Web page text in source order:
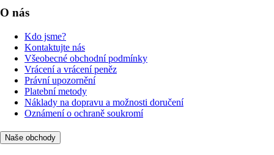
O nás
Kdo jsme?
Kontaktujte nás
Všeobecné obchodní podmínky
Vrácení a vrácení peněz
Právní upozornění
Platební metody
Náklady na dopravu a možnosti doručení
Oznámení o ochraně soukromí
Naše obchody